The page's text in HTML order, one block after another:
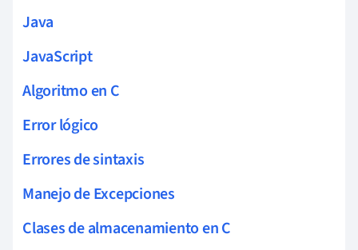
Java
JavaScript
Algoritmo en C
Error lógico
Errores de sintaxis
Manejo de Excepciones
Clases de almacenamiento en C